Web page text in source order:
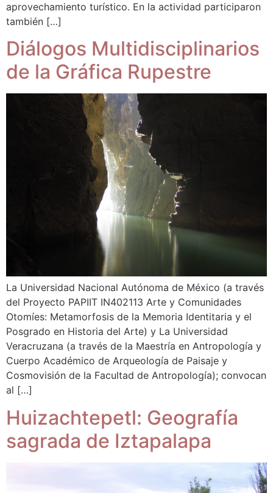
aprovechamiento turístico. En la actividad participaron
también […]
Diálogos Multidisciplinarios
de la Gráfica Rupestre
La Universidad Nacional Autónoma de México (a través
del Proyecto PAPIIT IN402113 Arte y Comunidades
Otomíes: Metamorfosis de la Memoria Identitaria y el
Posgrado en Historia del Arte) y La Universidad
Veracruzana (a través de la Maestría en Antropología y
Cuerpo Académico de Arqueología de Paisaje y
Cosmovisión de la Facultad de Antropología); convocan
al […]
Huizachtepetl: Geografía
sagrada de Iztapalapa